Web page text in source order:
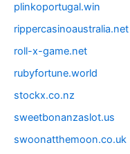
plinkoportugal.win
rippercasinoaustralia.net
roll-x-game.net
rubyfortune.world
stockx.co.nz
sweetbonanzaslot.us
swoonatthemoon.co.uk